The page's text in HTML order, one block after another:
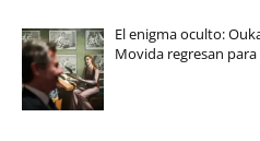
El enigma oculto:
Movida regresan